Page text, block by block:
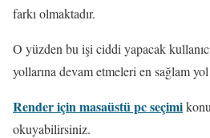
farkı olmaktadır.
O yüzden bu işi ciddi yapacak
yollarına devam etmeleri en sağlam yol
Render için masaüstü pc seçimi
okuyabilirsiniz.